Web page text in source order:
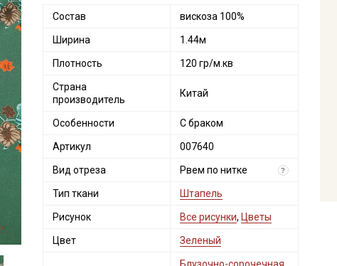
Состав вискоза 100%
Ширина 1.44м
Плотность 120 гр/м.кв
Страна
производитель
Китай
Особенности С браком
Артикул 007640
Вид отреза Рвем по нитке ?
Тип ткани Штапель
Рисунок Все рисунки, Цветы
Цвет Зеленый